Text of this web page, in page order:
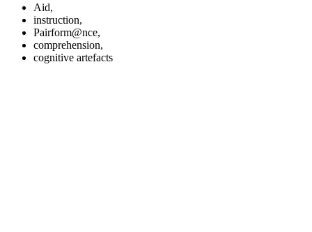
Aid,
instruction,
Pairform@nce,
comprehension,
cognitive artefacts